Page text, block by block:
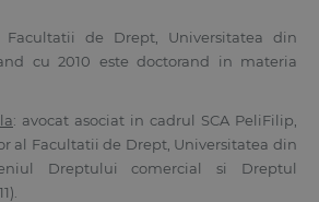
de Drept, Universitatea din
cu 2010 este doctorand in materia
: avocat asociat in cadrul SCA PeliFilip,
al Facultatii de Drept, Universitatea din
Dreptului comercial si Dreptul